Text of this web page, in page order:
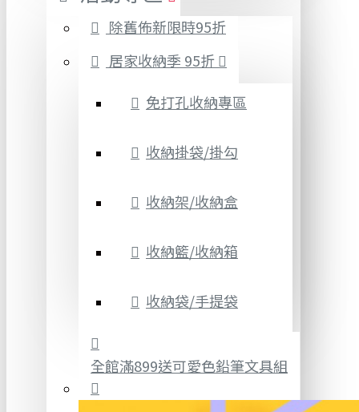
除舊佈新限時95折
居家收納季 95折
免打孔收納專區
收納掛袋/掛勾
收納架/收納盒
收納籃/收納箱
收納袋/手提袋
全館滿899送可愛色鉛筆文具組